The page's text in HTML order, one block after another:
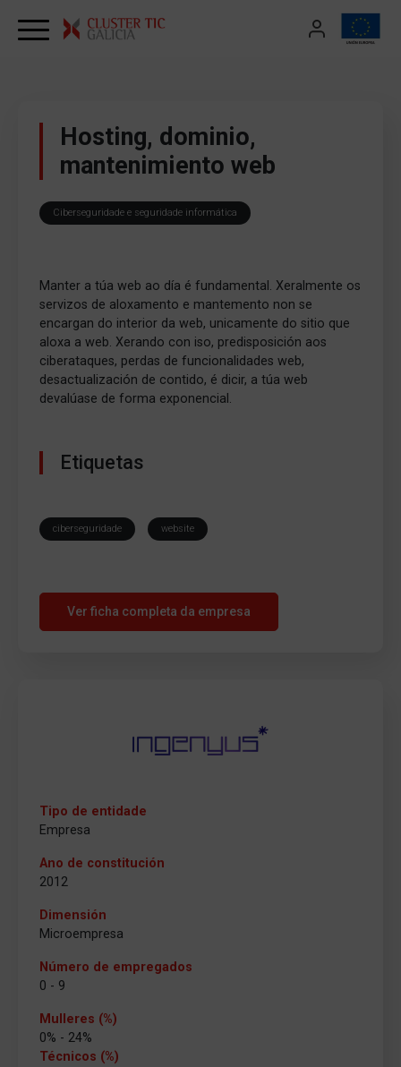
Hosting, dominio,
mantenimiento web
Ciberseguridade e seguridade informática
Manter a túa web ao día é fundamental. Xeralmente os
servizos de aloxamento e mantemento non se
encargan do interior da web, unicamente do sitio que
aloxa a web. Xerando con iso, predisposición aos
ciberataques, perdas de funcionalidades web,
desactualización de contido, é dicir, a túa web
devalúase de forma exponencial.
Etiquetas
ciberseguridade website
Ver ficha completa da empresa
Tipo de entidade
Empresa
Ano de constitución
2012
Dimensión
Microempresa
Número de empregados
0 - 9
Mulleres (%)
0% - 24%
Técnicos (%)